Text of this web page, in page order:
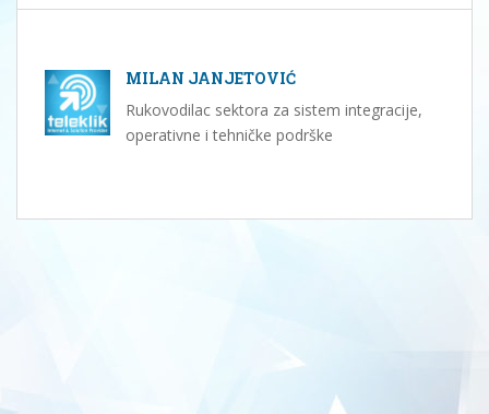
MILAN JANJETOVIĆ
Rukovodilac sektora za sistem integracije,
operativne i tehničke podrške